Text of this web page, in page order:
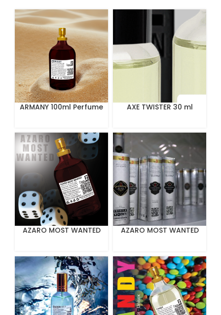
ARMANY 100ml Perfume AXE TWISTER 30 ml
AZARO MOST WANTED
AZARO MOST WANTED